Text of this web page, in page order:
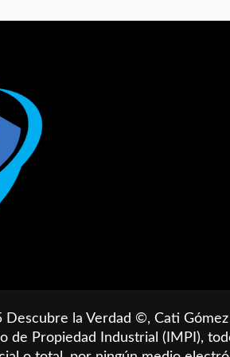
la Verdad ©, Cati
de Propiedad Industrial (IMPI),